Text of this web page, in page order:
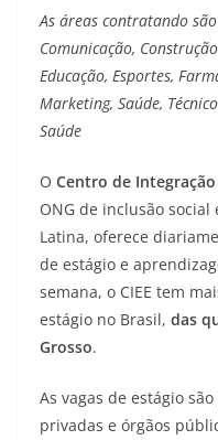
As áreas contratando
Comunicação,
Educação, Esportes,
Marketing, Saúde,
Saúde
O Centro de Integração
ONG de inclusão
Latina, oferece
de estágio e
semana, o CIEE tem
estágio no Brasil, das
Grosso.
As vagas de estágio
privadas e órgãos